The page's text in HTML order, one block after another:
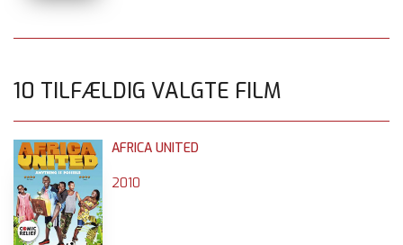
10 TILFÆLDIG VALGTE FILM
AFRICA UNITED
2010